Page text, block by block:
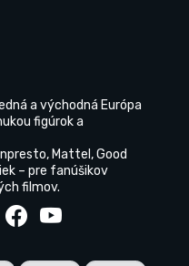
a východná Európa
figúrok a
Mattel, Good
– pre fanúšikov
filmov.